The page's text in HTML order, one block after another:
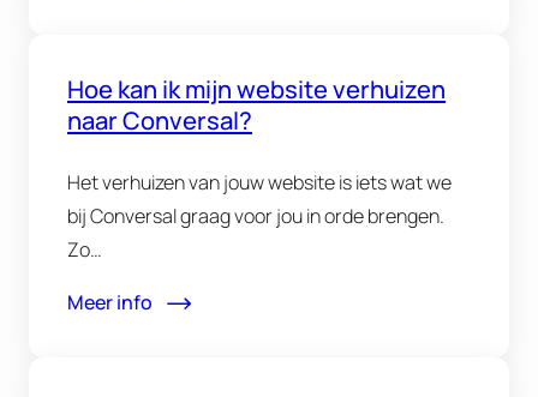
Hoe kan ik mijn website verhuizen
naar Conversal?
Het verhuizen van jouw website is iets wat we
bij Conversal graag voor jou in orde brengen.
Zo…
Meer info